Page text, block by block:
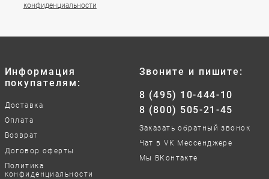
конфиденциальности
Информация
покупателям:
Доставка
Оплата
Возврат
Договор оферты
Политика
конфиденциальности
Звоните и пишите:
8 (495) 10-444-10
8 (800) 505-21-45
Заказать обратный звонок
Чат в VK Мессенджере
Мы ВКонтакте